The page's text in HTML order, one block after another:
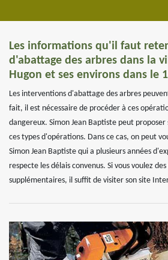
Les informations qu'il faut
d'abattage des arbres dans la
Hugon et ses environs dans le
Les interventions d'abattage des arbres
fait, il est nécessaire de procéder à ces
dangereux. Simon Jean Baptiste peut proposer
ces types d'opérations. Dans ce cas, on peut
Simon Jean Baptiste qui a plusieurs années
respecte les délais convenus. Si vous voulez
supplémentaires, il suffit de visiter son site